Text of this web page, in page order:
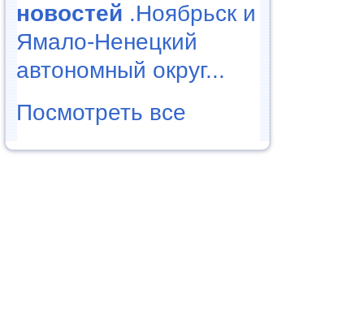
новостей .Ноябрьск и
Ямало-Ненецкий
автономный округ...
Посмотреть все